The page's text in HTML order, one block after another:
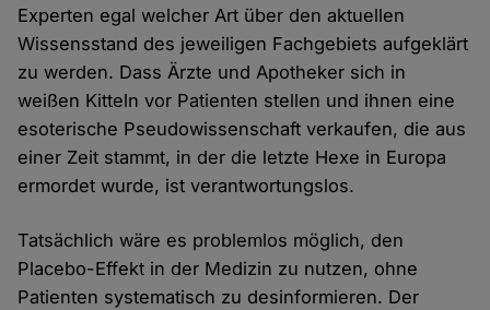
Experten egal welcher Art über den aktuellen
Wissensstand des jeweiligen Fachgebiets aufgeklärt
zu werden. Dass Ärzte und Apotheker sich in
weißen Kitteln vor Patienten stellen und ihnen eine
esoterische Pseudowissenschaft verkaufen, die aus
einer Zeit stammt, in der die letzte Hexe in Europa
ermordet wurde, ist verantwortungslos.
Tatsächlich wäre es problemlos möglich, den
Placebo-Effekt in der Medizin zu nutzen, ohne
Patienten systematisch zu desinformieren. Der